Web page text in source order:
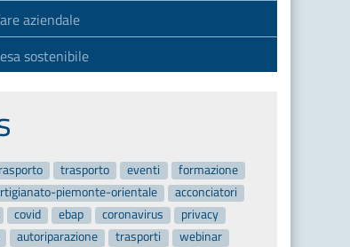
aziendale
sostenibile
trasporto eventi
formazione
piemonte-orientale
acconciatori
covid ebap coronavirus
privacy
autoriparazione trasporti
webinar